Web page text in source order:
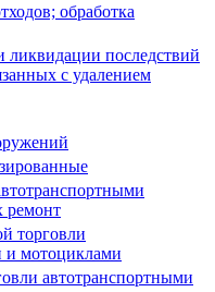
обработка
ликвидации последствий
с удалением
ремонт
торговли
и мотоциклами
автотранспортными